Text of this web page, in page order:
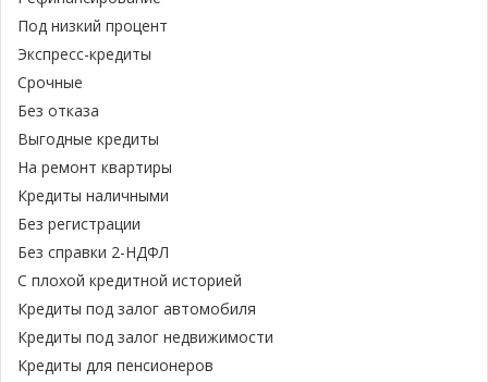
Под низкий процент
Экспресс-кредиты
Срочные
Без отказа
Выгодные кредиты
На ремонт квартиры
Кредиты наличными
Без регистрации
Без справки 2-НДФЛ
С плохой кредитной историей
Кредиты под залог автомобиля
Кредиты под залог недвижимости
Кредиты для пенсионеров